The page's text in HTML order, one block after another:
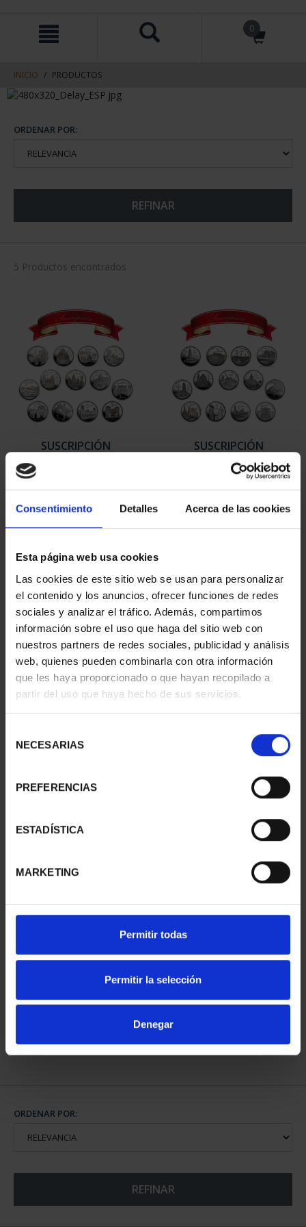
Consentimiento Detalles Acerca de las cookies
Esta página web usa cookies
Las cookies de este sitio web se usan para personalizar
el contenido y los anuncios, ofrecer funciones de redes
sociales y analizar el tráfico. Además, compartimos
información sobre el uso que haga del sitio web con
nuestros partners de redes sociales, publicidad y análisis
web, quienes pueden combinarla con otra información
que les haya proporcionado o que hayan recopilado a
partir del uso que haya hecho de sus servicios.
NECESARIAS
PREFERENCIAS
ESTADÍSTICA
MARKETING
Permitir todas
Permitir la selección
Denegar
contenido
navegacin
0
INICIO PRODUCTOS
ORDENAR POR:
REFINAR
5 Productos encontrados
SUSCRIPCIÓN
949,00 €
Sólo para usuarios
registrados
SUSCRIPCIÓN
CAPITALES DE
PROVINCIA 2
949,00 €
Sólo para usuarios
registrados
SUSCRIPCIÓN
CAPITALES DE
949,00 €
registrados
SUSCRIPCIÓN
CAPITALES DE
949,00 €
registrados
CAPITALES DE
COMPLET...
3.796,00 €
ORDENAR POR:
REFINAR